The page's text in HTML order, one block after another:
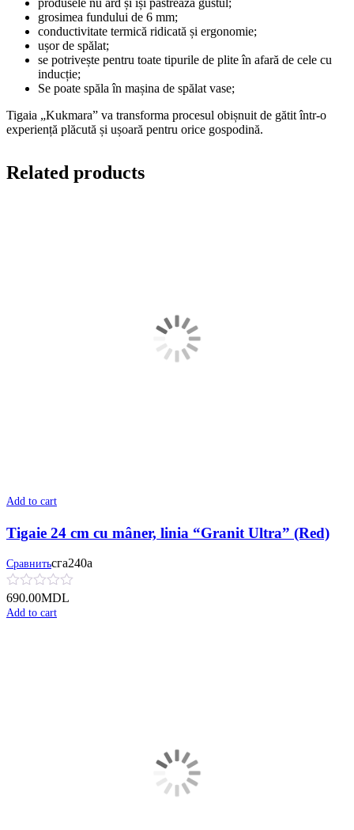
produsele nu ard și își păstrează gustul;
grosimea fundului de 6 mm;
conductivitate termică ridicată și ergonomie;
ușor de spălat;
se potrivește pentru toate tipurile de plite în afară de cele cu
inducție;
Se poate spăla în mașina de spălat vase;
Tigaia „Kukmara” va transforma procesul obișnuit de gătit într-o
experiență plăcută și ușoară pentru orice gospodină.
Related products
Add to cart
Tigaie 24 cm cu mâner, linia “Granit Ultra” (Red)
Сравнитьсга240а
690.00MDL
Add to cart